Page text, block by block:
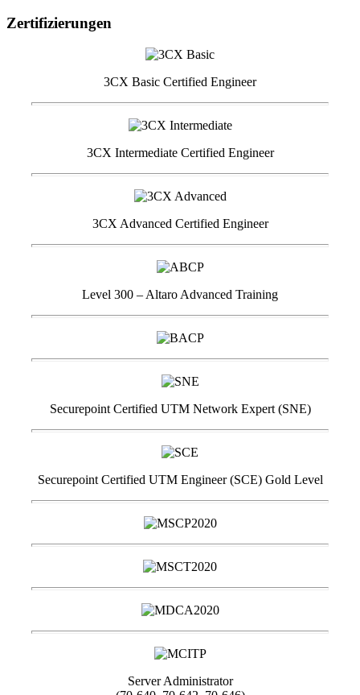
Zertifizierungen
3CX Basic Certified Engineer
3CX Intermediate Certified Engineer
3CX Advanced Certified Engineer
Level 300 – Altaro Advanced Training
Securepoint Certified UTM Network Expert (SNE)
Securepoint Certified UTM Engineer (SCE) Gold Level
Server Administrator